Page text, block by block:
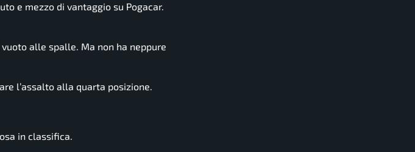
e mezzo di vantaggio su Pogacar.
alle spalle. Ma non ha neppure
l’assalto alla quarta posizione.
in classifica.